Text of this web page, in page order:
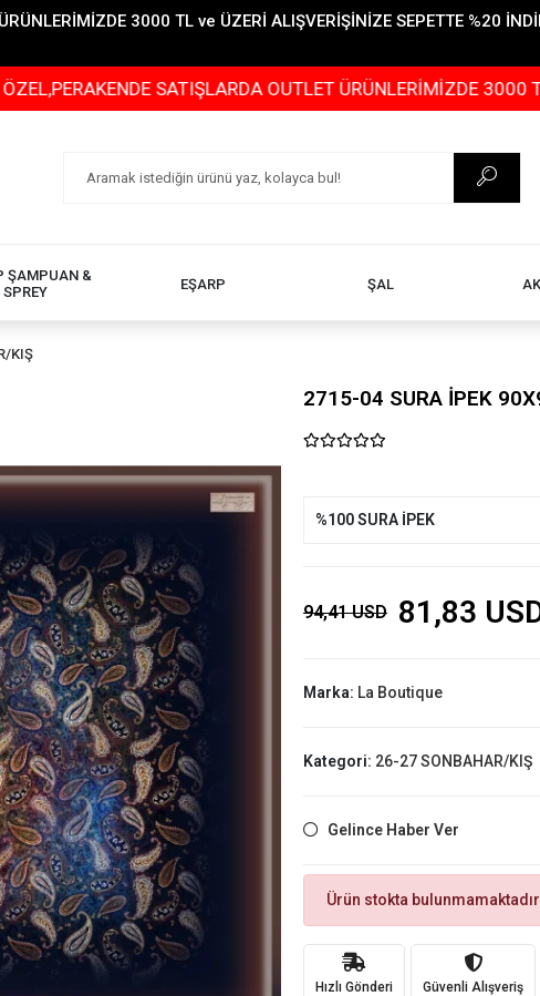
3000 TL ve ÜZERİ ALIŞVERİŞİNİZE SEPETTE %20
SATIŞLARDA OUTLET ÜRÜNLERİMİZDE 3000 TL ve
ŞAMPUAN &
SPREY
EŞARP ŞAL
KIŞ
2715-04 SURA İPEK
%100 SURA İPEK
94,41 USD 81,83
Marka: La Boutique
Kategori: 26-27 SONBAHAR/KIŞ
Gelince Haber Ver
Ürün stokta bulunmamaktadır.
Hızlı Gönderi Güvenli Alışveriş